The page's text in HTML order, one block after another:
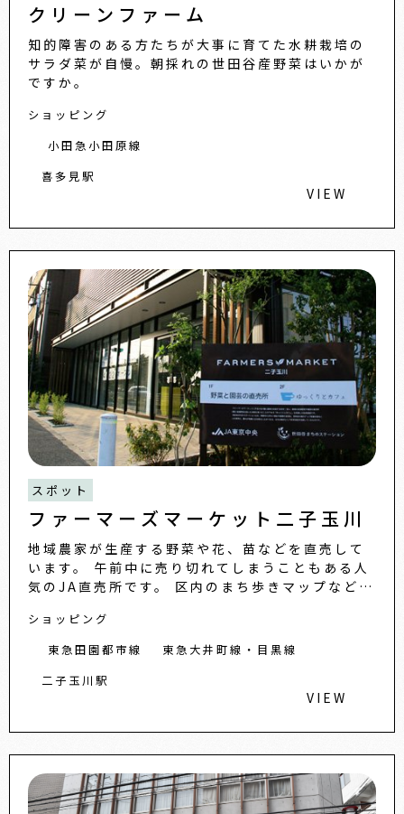
クリーンファーム
知的障害のある方たちが大事に育てた水耕栽培の
サラダ菜が自慢。朝採れの世田谷産野菜はいかが
ですか。
ショッピング
小田急小田原線
喜多見駅
VIEW
スポット
ファーマーズマーケット二子玉川
地域農家が生産する野菜や花、苗などを直売して
います。 午前中に売り切れてしまうこともある人
気のJA直売所です。 区内のまち歩きマップなどを
にお立ち寄りく
ショッピング
東急田園都市線
東急大井町線・目黒線
二子玉川駅
VIEW